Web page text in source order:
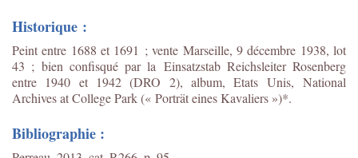
Historique :
Peint entre 1688 et 1691 ; vente Marseille, 9 décembre 1938, lot
43 ; bien confisqué par la Einsatzstab Reichsleiter Rosenberg
entre 1940 et 1942 (DRO 2), album, Etats Unis, National
Archives at College Park (« Porträt eines Kavaliers »)*.
Bibliographie :